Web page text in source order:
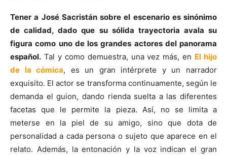
Tener a José Sacristán sobre el escenario es sinónimo
de calidad, dado que su sólida trayectoria avala su
figura como uno de los grandes actores del panorama
español. Tal y como demuestra, una vez más, en El hijo
de la cómica, es un gran intérprete y un narrador
exquisito. El actor se transforma continuamente, según le
demanda el guion, dando rienda suelta a las diferentes
facetas que le permite la pieza. Así, no se limita a
meterse en la piel de su amigo, sino que dota de
personalidad a cada persona o sujeto que aparece en el
relato. Además, la entonación y la voz indican el gran